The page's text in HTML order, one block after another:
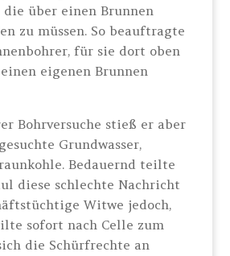
die über einen Brunnen
zu müssen. So beauftragte
für sie dort oben
eigenen Brunnen
Bohrversuche stieß er aber
Grundwasser,
Bedauernd teilte
diese schlechte Nachricht
Witwe jedoch,
sofort nach Celle zum
die Schürfrechte an